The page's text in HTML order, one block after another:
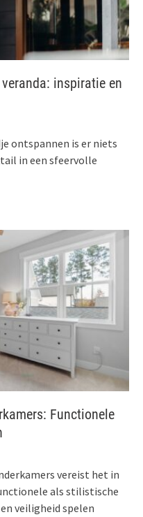
inspiratie en
ontspannen is er niets
in een sfeervolle
Functionele
vereist het in
als stilistische
veiligheid spelen